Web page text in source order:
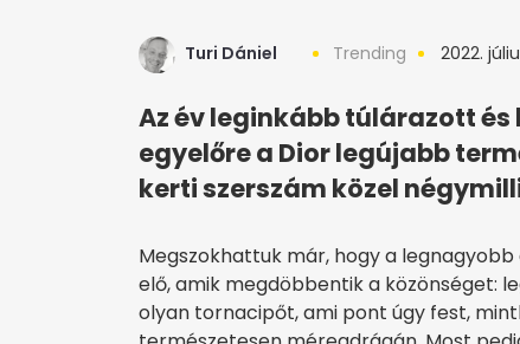
Turi Dániel Trending 2022.
Az év leginkább túlárazott
egyelőre a Dior legújabb
kerti szerszám közel
Megszokhattuk már, hogy a
elő, amik megdöbbentik a közönséget:
olyan tornacipőt, ami pont úgy fest,